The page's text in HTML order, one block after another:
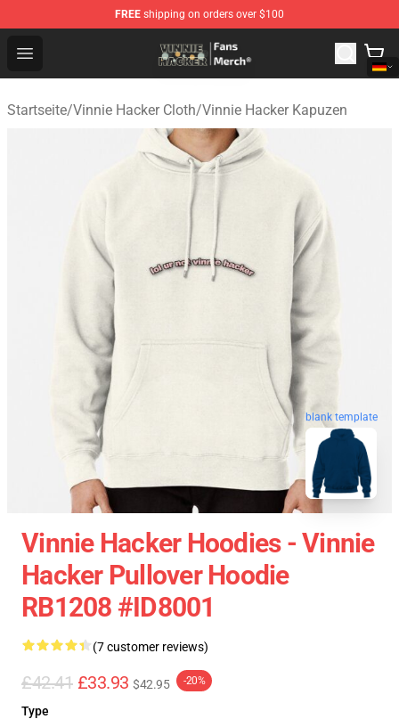
FREE shipping on orders over $100
Open menu
Vinnie Hacker Store - Official Vinnie Hacker Merchandise
Startseite/Vinnie Hacker Cloth/Vinnie Hacker Kapuzen
blank template
Vinnie Hacker Hoodies - Vinnie
Hacker Pullover Hoodie
RB1208 #ID8001
(7 customer reviews)
£42.41 £33.93 $42.95 -20%
Type